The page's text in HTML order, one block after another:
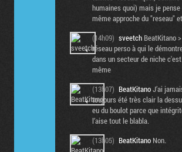
humaines quoi) mais je
même approche du "reseau"
(14h09) sveetch BeatKitano
réseau perso à qui le
dans un secteur de niche
même
(13h07) BeatKitanoJ’ai
toujours été très clair la
eu du boulot parce que
l’aise tout le blabla.
(13h05) BeatKitano Non.